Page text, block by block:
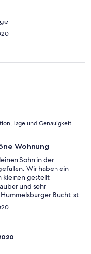
Lage und Genauigkeit
Wohnung
Sohn in der
Wir haben ein
kleinen gestellt
und sehr
Bucht ist
man super spazieren
wo man sich auch
ist sehr nett und steht